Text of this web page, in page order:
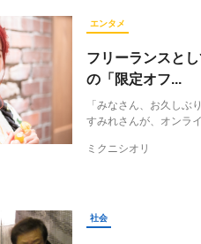
エンタメ
フリーランスと
の「限定オフ...
「みなさん、お久し
すみれさんが、オンラ
ミクニシオリ
社会